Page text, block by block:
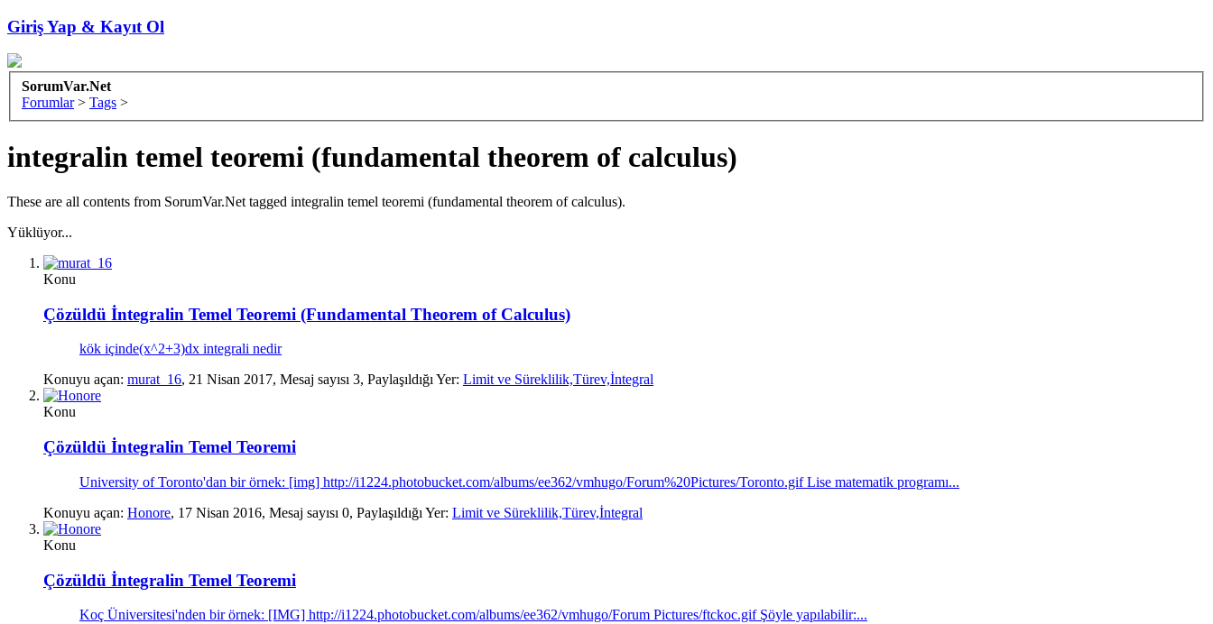
Giriş Yap & Kayıt Ol
SorumVar.Net
Forumlar > Tags >
integralin temel teoremi (fundamental theorem of calculus)
These are all contents from SorumVar.Net tagged integralin temel teoremi (fundamental theorem of calculus).
Yüklüyor...
Konu
Çözüldü İntegralin Temel Teoremi (Fundamental Theorem of Calculus)
kök içinde(x^2+3)dx integrali nedir
Konuyu açan: murat_16, 21 Nisan 2017, Mesaj sayısı 3, Paylaşıldığı Yer: Limit ve Süreklilik,Türev,İntegral
Konu
Çözüldü İntegralin Temel Teoremi
University of Toronto'dan bir örnek: [img] http://i1224.photobucket.com/albums/ee362/vmhugo/Forum%20Pictures/Toronto.gif Lise matematik programı...
Konuyu açan: Honore, 17 Nisan 2016, Mesaj sayısı 0, Paylaşıldığı Yer: Limit ve Süreklilik,Türev,İntegral
Konu
Çözüldü İntegralin Temel Teoremi
Koç Üniversitesi'nden bir örnek: [IMG] http://i1224.photobucket.com/albums/ee362/vmhugo/Forum Pictures/ftckoc.gif Şöyle yapılabilir:...